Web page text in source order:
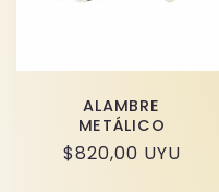
ALAMBRE
METÁLICO
Precio
$820,00 UYU